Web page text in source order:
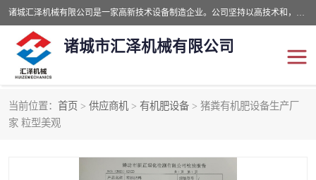
诸城汇泽机械有限公司是一家高新技术设备制造企业。公司坚持以高技术和，高服务于用户，以的环保机械制造设备赢的用户的信赖。现在主要生产死亡畜禽无害化处理和立式和卧式有机肥设备，搅拌机，烘干机，高温发酵机等。污水处理设备，固液分离机。气浮机，化制机等。公司秉承品质，用户至上，科技创新的经营理。
诸城市汇泽机械有限公司
当前位置： 首页 > 供应商机 > 有机肥设备 > 猪粪有机肥设备生产厂
家 粒型美观
发酵设备
有机肥设备